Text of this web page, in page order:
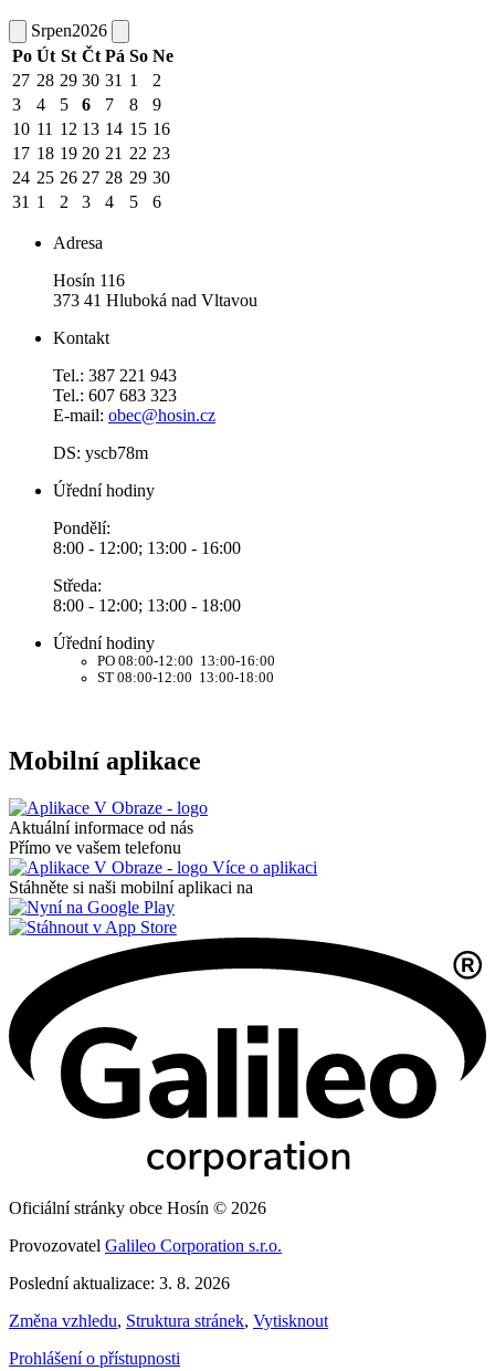
Srpen2026
Po Út St Čt Pá So Ne
27 28 29 30 31 1
2
3
4 5 6 7 8
9
10 11 12 13 14 15 16
17 18 19 20 21 22 23
24 25 26 27 28 29 30
31 1 2 3 4 5 6
Adresa
Hosín 116
373 41 Hluboká nad Vltavou
Kontakt
Tel.: 387 221 943
Tel.: 607 683 323
E-mail: obec@hosin.cz
DS: yscb78m
Úřední hodiny
Pondělí:
8:00 - 12:00; 13:00 - 16:00
Středa:
8:00 - 12:00; 13:00 - 18:00
Úřední hodiny
PO 08:00-12:00 13:00-16:00
ST 08:00-12:00 13:00-18:00
Mobilní aplikace
Aktuální informace od nás
Přímo ve vašem telefonu
Více o aplikaci
Stáhněte si naši mobilní aplikaci na
Oficiální stránky obce Hosín © 2026
Provozovatel Galileo Corporation s.r.o.
Poslední aktualizace: 3. 8. 2026
Změna vzhledu, Struktura stránek, Vytisknout
Prohlášení o přístupnosti